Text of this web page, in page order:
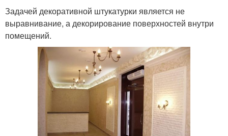
Задачей декоративной штукатурки является не
выравнивание, а декорирование поверхностей внутри
помещений.